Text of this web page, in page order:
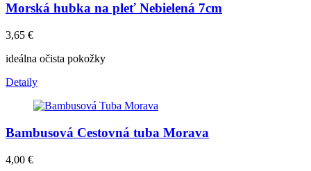
Morská hubka na pleť Nebielená 7cm
3,65 €
ideálna očista pokožky
Detaily
Bambusová Cestovná tuba Morava
4,00 €